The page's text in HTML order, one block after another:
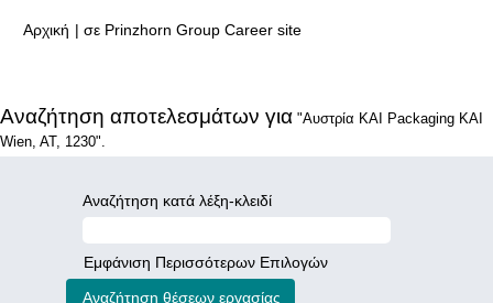
Αρχική | σε Prinzhorn Group Career site(τρέχουσα
Αναζήτηση αποτελεσμάτων για "Αυστρία ΚΑΙ Packaging ΚΑΙ
Wien, AT, 1230".
Αναζήτηση κατά λέξη-κλειδί
Εμφάνιση Περισσότερων Επιλογών